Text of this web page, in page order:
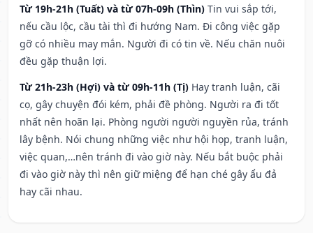
Từ 19h-21h (Tuất) và từ 07h-09h (Thìn) Tin vui sắp tới,
nếu cầu lộc, cầu tài thì đi hướng Nam. Đi công việc gặp
gỡ có nhiều may mắn. Người đi có tin về. Nếu chăn nuôi
đều gặp thuận lợi.
Từ 21h-23h (Hợi) và từ 09h-11h (Tị) Hay tranh luận, cãi
cọ, gây chuyện đói kém, phải đề phòng. Người ra đi tốt
nhất nên hoãn lại. Phòng người người nguyền rủa, tránh
lây bệnh. Nói chung những việc như hội họp, tranh luận,
việc quan,…nên tránh đi vào giờ này. Nếu bắt buộc phải
đi vào giờ này thì nên giữ miệng để hạn ché gây ẩu đả
hay cãi nhau.